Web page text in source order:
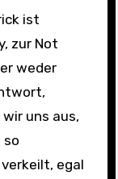
ist
zur Not
weder
uns aus,
so
egal